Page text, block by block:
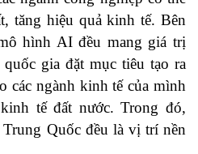
tăng hiệu quả kinh tế. Bên
hình AI đều mang giá trị
gia đặt mục tiêu tạo ra
các ngành kinh tế của mình
tế đất nước. Trong đó,
Quốc đều là vị trí nền